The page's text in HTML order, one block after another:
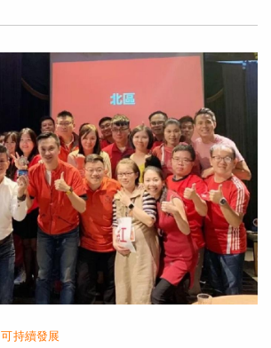
可持續發展